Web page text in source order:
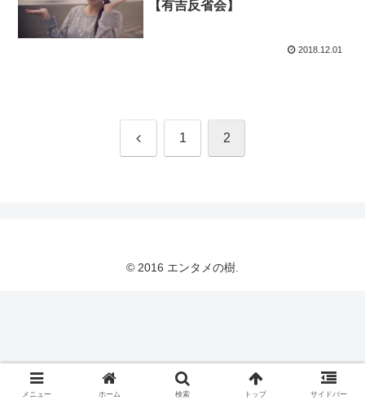
【有吉反省会】
2018.12.01
前 1 2
© 2016 エンタメの樹.
メニュー ホーム 検索 トップ サイドバー